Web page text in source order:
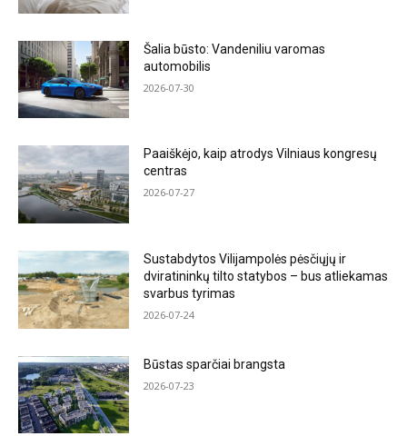
Šalia būsto: Vandeniliu varomas
automobilis
2026-07-30
Paaiškėjo, kaip atrodys Vilniaus kongresų
centras
2026-07-27
Sustabdytos Vilijampolės pėsčiųjų ir
dviratininkų tilto statybos – bus atliekamas
svarbus tyrimas
2026-07-24
Būstas sparčiai brangsta
2026-07-23